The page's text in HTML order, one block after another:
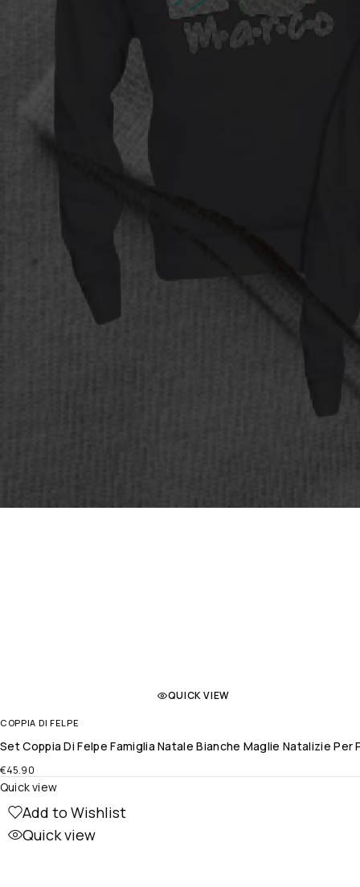
QUICK VIEW
COPPIA DI FELPE
Set Coppia Di Felpe Famiglia Natale Bianche Maglie Natalizie
€45.90
Add to Wishlist
Quick view
Quick view